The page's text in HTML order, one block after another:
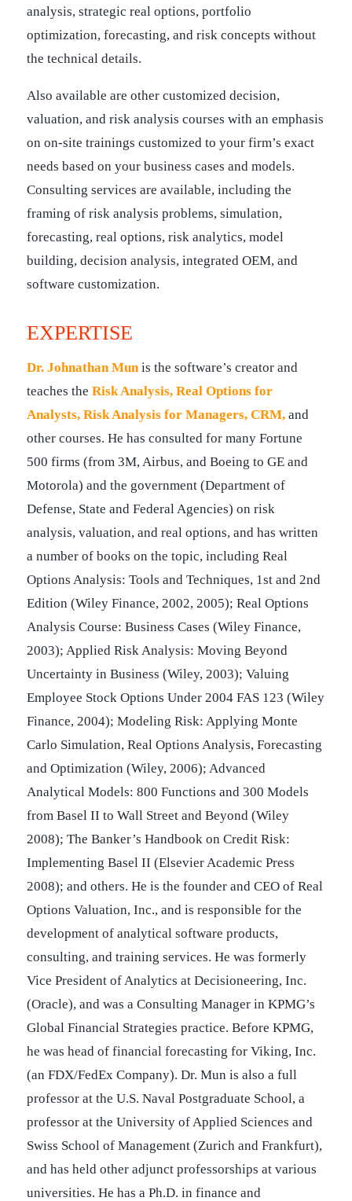
analysis, strategic real options, portfolio
optimization, forecasting, and risk concepts without
the technical details.
Also available are other customized decision,
valuation, and risk analysis courses with an emphasis
on on-site trainings customized to your firm’s exact
needs based on your business cases and models.
Consulting services are available, including the
framing of risk analysis problems, simulation,
forecasting, real options, risk analytics, model
building, decision analysis, integrated OEM, and
software customization.
EXPERTISE
Dr. Johnathan Munis the software’s creator and
teaches the Risk Analysis, Real Options for
Analysts, Risk Analysis for Managers, CRM,and
other courses. He has consulted for many Fortune
500 firms (from 3M, Airbus, and Boeing to GE and
Motorola) and the government (Department of
Defense, State and Federal Agencies) on risk
analysis, valuation, and real options, and has written
a number of books on the topic, including Real
Options Analysis: Tools and Techniques, 1st and 2nd
Edition (Wiley Finance, 2002, 2005); Real Options
Analysis Course: Business Cases (Wiley Finance,
2003); Applied Risk Analysis: Moving Beyond
Uncertainty in Business (Wiley, 2003); Valuing
Employee Stock Options Under 2004 FAS 123 (Wiley
Finance, 2004); Modeling Risk: Applying Monte
Carlo Simulation, Real Options Analysis, Forecasting
and Optimization (Wiley, 2006); Advanced
Analytical Models: 800 Functions and 300 Models
from Basel II to Wall Street and Beyond (Wiley
2008); The Banker’s Handbook on Credit Risk:
Implementing Basel II (Elsevier Academic Press
2008); and others. He is the founder and CEO of Real
Options Valuation, Inc., and is responsible for the
development of analytical software products,
consulting, and training services. He was formerly
Vice President of Analytics at Decisioneering, Inc.
(Oracle), and was a Consulting Manager in KPMG’s
Global Financial Strategies practice. Before KPMG,
he was head of financial forecasting for Viking, Inc.
(an FDX/FedEx Company). Dr. Mun is also a full
professor at the U.S. Naval Postgraduate School, a
professor at the University of Applied Sciences and
Swiss School of Management (Zurich and Frankfurt),
and has held other adjunct professorships at various
universities. He has a Ph.D. in finance and